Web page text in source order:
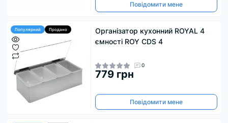
Повідомити мене
Популярний Продано
Організатор кухонний ROYAL 4
ємності ROY CDS 4
0
779 грн
Повідомити мене